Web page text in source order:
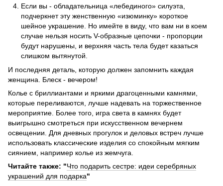
Если вы - обладательница «лебединого» силуэта,
подчеркнет эту женственную «изюминку» короткое
шейное украшение. Но имейте в виду, что вам ни в коем
случае нельзя носить V-образные цепочки - пропорции
будут нарушены, и верхняя часть тела будет казаться
слишком вытянутой.
И последняя деталь, которую должен запомнить каждая
женщина. Блеск - вечером!
Колье с бриллиантами и яркими драгоценными камнями,
которые переливаются, лучше надевать на торжественное
мероприятие. Более того, игра света в камнях будет
выигрышно смотреться при искусственном вечернем
освещении. Для дневных прогулок и деловых встреч лучше
использовать классические изделия со спокойным мягким
сиянием, например колье из жемчуга.
Читайте также: "Что подарить сестре: идеи серебряных
украшений для подарка"